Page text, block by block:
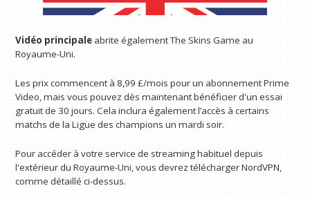
Vidéo principale abrite également The Skins Game au
Royaume-Uni.
Les prix commencent à 8,99 £/mois pour un abonnement Prime
Video, mais vous pouvez dès maintenant bénéficier d'un essai
gratuit de 30 jours. Cela inclura également l’accès à certains
matchs de la Ligue des champions un mardi soir.
Pour accéder à votre service de streaming habituel depuis
l'extérieur du Royaume-Uni, vous devrez télécharger NordVPN,
comme détaillé ci-dessus.